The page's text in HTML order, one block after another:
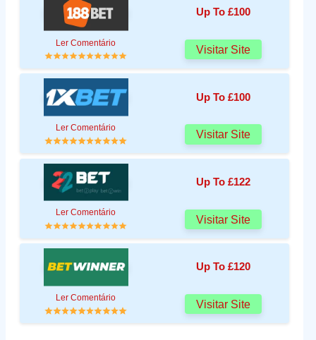
Up To £100
Ler Comentário
Visitar Site
Up To £100
Ler Comentário
Visitar Site
Up To £122
Ler Comentário
Visitar Site
Up To £120
Ler Comentário
Visitar Site